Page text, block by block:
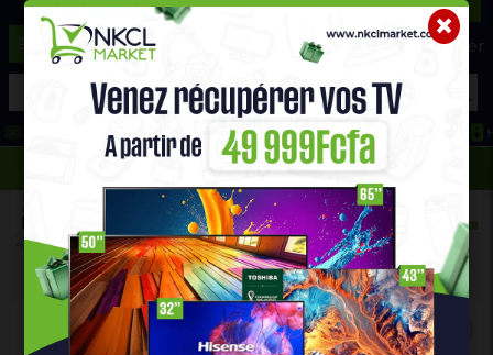
☰ Aide ?
Promo Congélateur Telephone Hightech
693 71 25 25 652 36 21 34
Téléphones & Tablettes Téléphone Androïde